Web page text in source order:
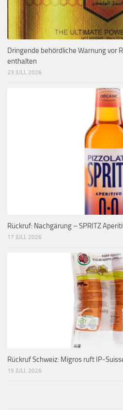
Dringende behördliche Warnung vor
enthalten
23 JULI, 2026
Rückruf: Nachgärung – SPRITZ
17 JULI, 2026
Rückruf Schweiz: Migros ruft IP-
15 JULI, 2026